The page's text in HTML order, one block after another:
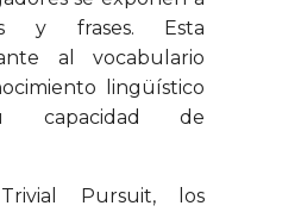
y frases. Esta
al vocabulario
lingüístico
de
Pursuit, los